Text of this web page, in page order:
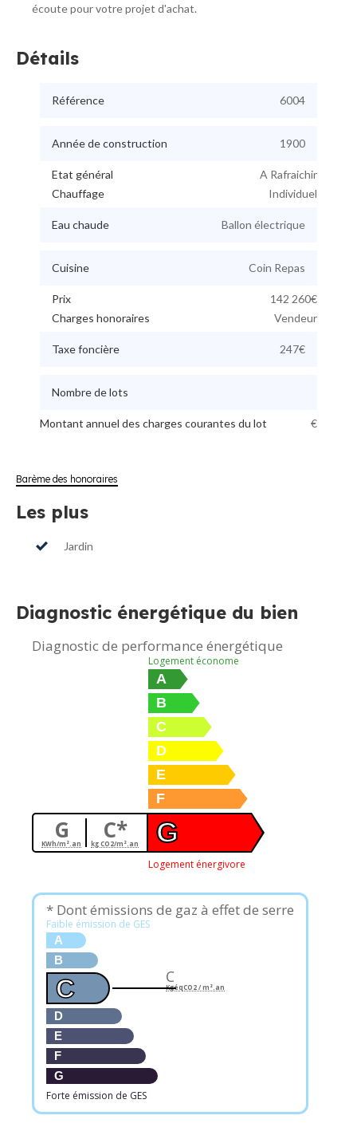
écoute pour votre projet d'achat.
Détails
Référence 6004
Année de construction 1900
Etat général
A Rafraichir
Chauffage
Individuel
Eau chaude Ballon électrique
Cuisine Coin Repas
Prix
142 260€
Charges honoraires
Vendeur
Taxe foncière 247€
Nombre de lots
Montant annuel des charges courantes du lot €
Barème des honoraires
Les plus
Jardin
Diagnostic énergétique du bien
Diagnostic de performance énergétique
G
KWh/m².an C*
kg CO2/m².an
Logement économe
A
B
C
D
E
F
G
Logement énergivore
* Dont émissions de gaz à effet de serre
Faible émission de GES
A
B
C
D
E
F
G
Forte émission de GES
C
KgéqCO2 / m².an